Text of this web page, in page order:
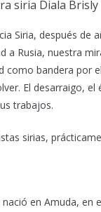
siria Diala Brisly
Siria, después de
a Rusia, nuestra
como bandera por
El desarraigo,
trabajos.
sirias,
nació en Amuda, en